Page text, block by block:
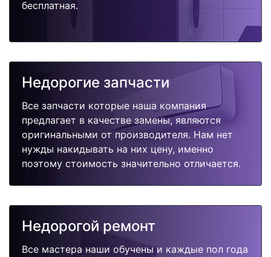
бесплатная.
Недорогие запчасти
Все запчасти которые наша компания
предлагает в качестве замены, являются
оригинальными от производителя. Нам нет
нужды накидывать на них цену, именно
поэтому стоимость значительно отличается.
Недорогой ремонт
Все мастера наши обучены и каждые пол года